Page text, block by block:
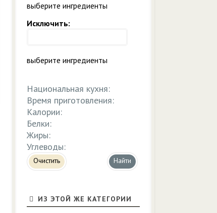
выберите ингредиенты
Исключить:
выберите ингредиенты
Национальная кухня:
Время приготовления:
Калории:
Белки:
Жиры:
Углеводы:
Очистить
ИЗ ЭТОЙ ЖЕ КАТЕГОРИИ